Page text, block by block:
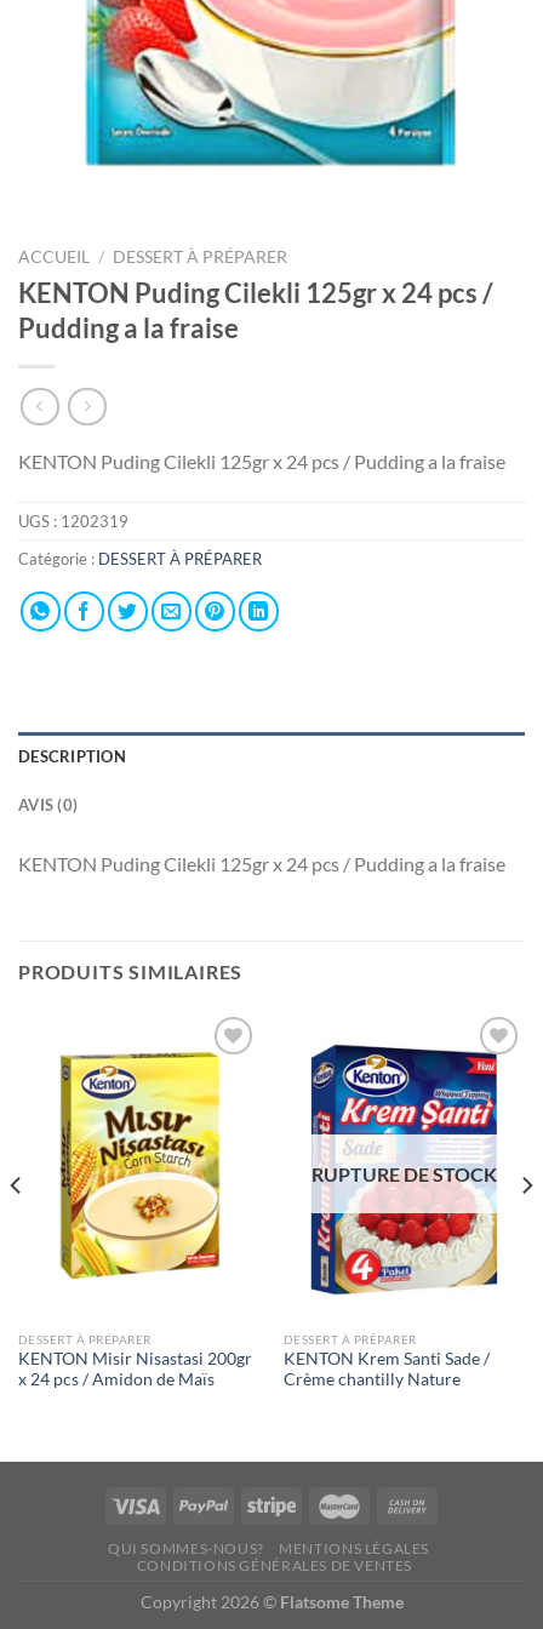
ACCUEIL / DESSERT À PRÉPARER
KENTON Puding Cilekli 125gr x 24 pcs /
Pudding a la fraise
KENTON Puding Cilekli 125gr x 24 pcs / Pudding a la fraise
UGS : 1202319
Catégorie : DESSERT À PRÉPARER
DESCRIPTION
AVIS (0)
KENTON Puding Cilekli 125gr x 24 pcs / Pudding a la fraise
PRODUITS SIMILAIRES
à la liste
de
DESSERT À PRÉPARER
KENTON Misir Nisastasi 200gr
x 24 pcs / Amidon de Maïs
Ajouter
à la liste
de
souhaits
RUPTURE DE STOCK
DESSERT À PRÉPARER
KENTON Krem Santi Sade /
Crème chantilly Nature
QUI SOMMES-NOUS?
MENTIONS LÉGALES
CONDITIONS GÉNÉRALES DE VENTES
Copyright 2026 © Flatsome Theme